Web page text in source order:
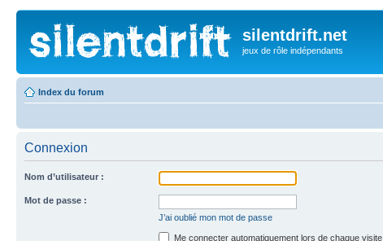
silentdrift.net
jeux de rôle indépendants
Index du forum
Connexion
Nom d’utilisateur :
Mot de passe :
J’ai oublié mon mot de passe
Me connecter automatiquement lors de chaque visite